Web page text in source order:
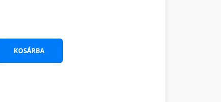
KOSÁRBA